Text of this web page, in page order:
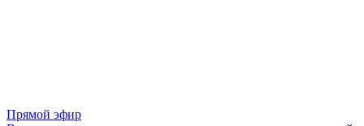
Прямой эфир